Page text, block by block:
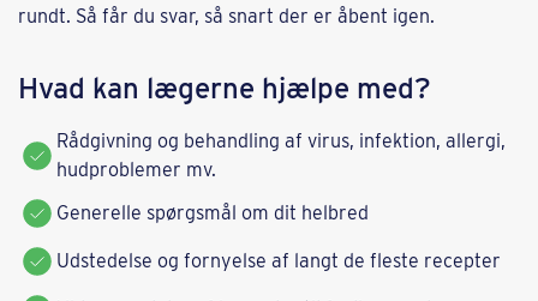
rundt. Så får du svar, så snart der er åbent igen.
Hvad kan lægerne hjælpe med?
Rådgivning og behandling af virus, infektion, allergi,
hudproblemer mv.
Generelle spørgsmål om dit helbred
Udstedelse og fornyelse af langt de fleste recepter